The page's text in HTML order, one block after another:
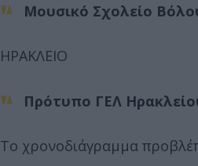
Μουσικό Σχολείο
ΗΡΑΚΛΕΙΟ
Πρότυπο ΓΕΛ
Το χρονοδιάγραμμα